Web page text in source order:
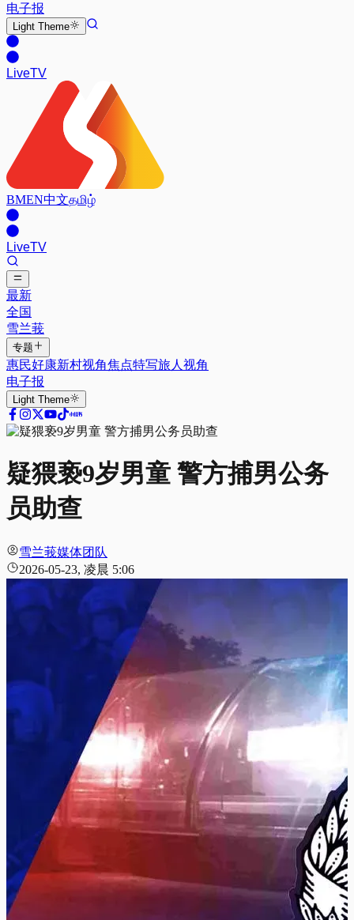
电子报
Light Theme
LiveTV
BMEN中文தமிழ்
LiveTV
最新
全国
雪兰莪
专题
惠民好康新村视角焦点特写旅人视角
电子报
Light Theme
疑猥亵9岁男童 警方捕男公务
员助查
雪兰莪媒体团队
2026-05-23, 凌晨 5:06